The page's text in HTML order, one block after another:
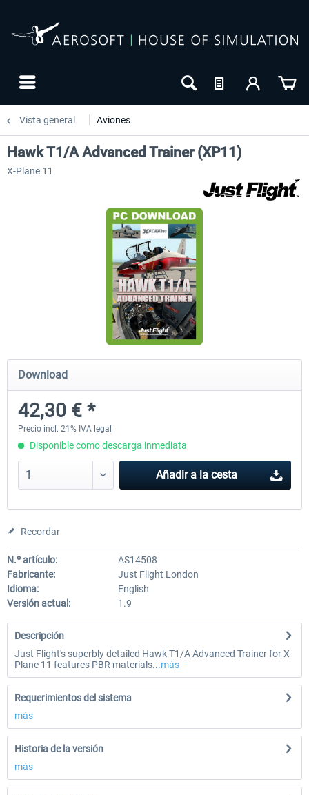
Vista general Aviones
Diamond DA-62
38,59 € *
Cessna 208 Grand Caravan
Hawk T1/A Advanced Trainer (XP11)
X-Plane 11
Download
42,30 € *
Precio incl. 21% IVA legal
Disponible como descarga inmediata
Añadir a la cesta
Recordar
N.º artículo:
AS14508
Fabricante:
Just Flight London
Idioma:
English
Versión actual:
1.9
Descripción
Just Flight's superbly detailed Hawk T1/A Advanced Trainer for X-
Plane 11 features PBR materials...más
Requerimientos del sistema
más
Historia de la versión
más